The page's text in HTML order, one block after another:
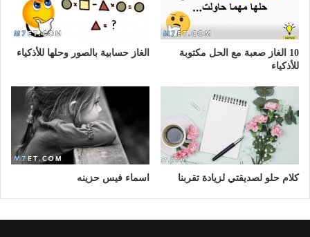
10 الغاز صعبة مع الحل مكتوبة
للأذكياء
الغاز حسابية بالصور وحلها للأذكياء
كلام حلو لصديقتي لزيادة تقربنا اسماء فيس حزينه